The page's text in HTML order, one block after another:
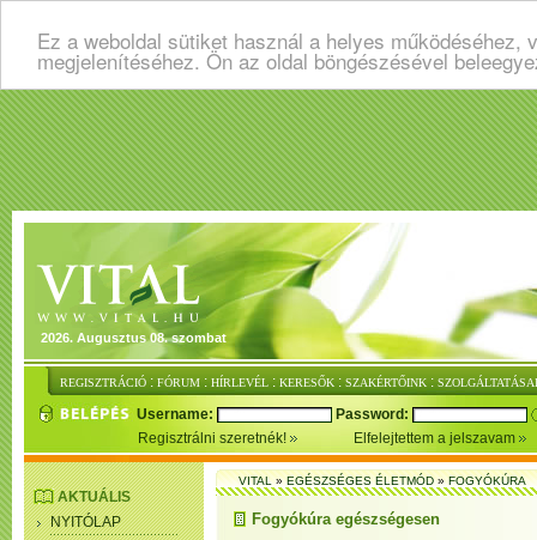
Ez a weboldal sütiket használ a helyes
megjelenítéséhez. Ön az oldal böngészésével
2026. Augusztus 08. szombat
REGISZTRÁCIÓ : FÓRUM : HÍRLEVÉL : KERESŐK : SZAKÉRTŐINK :
Username:
Password:
Regisztrálni szeretnék!
Elfelejtettem a jelszavam
AKTUÁLIS
NYITÓLAP
VITAL»EGÉSZSÉGES ÉLETMÓD»FOGYÓKÚRA
Fogyókúra egészségesen